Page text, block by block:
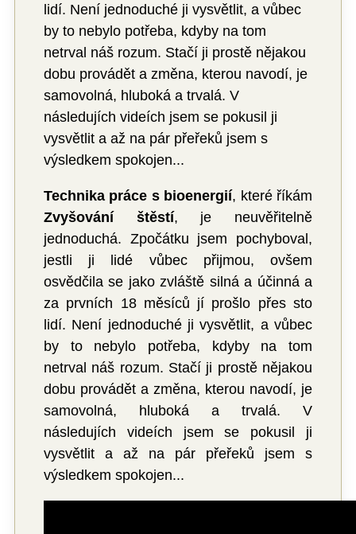
lidí. Není jednoduché ji vysvětlit, a vůbec
by to nebylo potřeba, kdyby na tom
netrval náš rozum. Stačí ji prostě nějakou
dobu provádět a změna, kterou navodí, je
samovolná, hluboká a trvalá. V
následujích videích jsem se pokusil ji
vysvětlit a až na pár přeřeků jsem s
výsledkem spokojen...
Technika práce s bioenergií, které říkám
Zvyšování štěstí, je neuvěřitelně
jednoduchá. Zpočátku jsem pochyboval,
jestli ji lidé vůbec přijmou, ovšem
osvědčila se jako zvláště silná a účinná a
za prvních 18 měsíců jí prošlo přes sto
lidí. Není jednoduché ji vysvětlit, a vůbec
by to nebylo potřeba, kdyby na tom
netrval náš rozum. Stačí ji prostě nějakou
dobu provádět a změna, kterou navodí, je
samovolná, hluboká a trvalá. V
následujích videích jsem se pokusil ji
vysvětlit a až na pár přeřeků jsem s
výsledkem spokojen...